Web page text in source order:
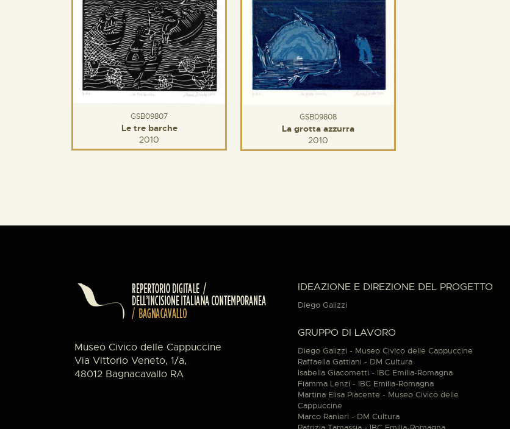
GSB09808
La grotta azzurra
2010
GSB09807
Le tre barche
2010
Museo Civico delle Cappuccine
Via Vittorio Veneto, 1/a,
48012 Bagnacavallo RA
IDEAZIONE E DIREZIONE DEL PROGETTO
Diego Galizzi
GRUPPO DI LAVORO
Diego Galizzi - Museo Civico delle Cappuccine
Raffaella Gattiani - DM Cultura
Isabella Giacometti - IBC Emilia-Romagna
Fiamma Lenzi - IBC Emilia-Romagna
Martina Elisa Piacente - Museo Civico delle
Cappuccine
Marco Ranieri - DM Cultura